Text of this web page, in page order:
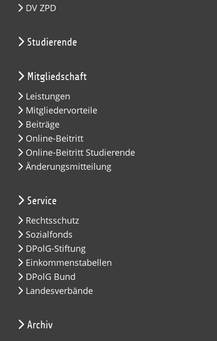
DV ZPD
Studierende
Mitgliedschaft
Leistungen
Mitgliedervorteile
Beiträge
Online-Beitritt
Online-Beitritt Studierende
Änderungsmitteilung
Service
Rechtsschutz
Sozialfonds
DPolG-Stiftung
Einkommenstabellen
DPolG Bund
Landesverbände
Archiv